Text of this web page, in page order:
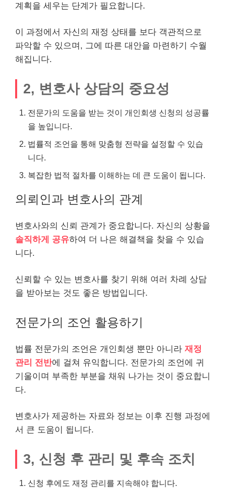
계획을 세우는 단계가 필요합니다.
이 과정에서 자신의 재정 상태를 보다 객관적으로
파악할 수 있으며, 그에 따른 대안을 마련하기 수월
해집니다.
2, 변호사 상담의 중요성
전문가의 도움을 받는 것이 개인회생 신청의 성공률
을 높입니다.
법률적 조언을 통해 맞춤형 전략을 설정할 수 있습
니다.
복잡한 법적 절차를 이해하는 데 큰 도움이 됩니다.
의뢰인과 변호사의 관계
변호사와의 신뢰 관계가 중요합니다. 자신의 상황을
솔직하게 공유하여 더 나은 해결책을 찾을 수 있습
니다.
신뢰할 수 있는 변호사를 찾기 위해 여러 차례 상담
을 받아보는 것도 좋은 방법입니다.
전문가의 조언 활용하기
법률 전문가의 조언은 개인회생 뿐만 아니라 재정
관리 전반에 걸쳐 유익합니다. 전문가의 조언에 귀
기울이며 부족한 부분을 채워 나가는 것이 중요합니
다.
변호사가 제공하는 자료와 정보는 이후 진행 과정에
서 큰 도움이 됩니다.
3, 신청 후 관리 및 후속 조치
신청 후에도 재정 관리를 지속해야 합니다.